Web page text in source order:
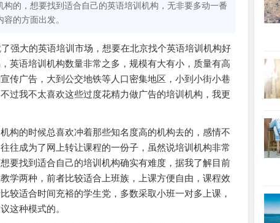
的，想要找到适合自己的英语培训机构，无非要多动一番
的方面出发。
强大的英语培训市场，想要在北京找个英语培训机构好
英语培训机构数量非常之多，规模有大有小，质量有高
传广告，大到公交地铁等人口密集地区，小到小街小巷
过我不太喜欢这些过度花精力做广告的培训机构，我更
构的时候总喜欢冲着那些知名度高的机构去的，感情不
往成为了网上转让课程的一份子，虽然说培训机构非常
要找到适合自己的培训机构确实有难度，据我了解目前
学两种，前者比较适合上班族，上课方便自由，课程效
较适合时间充裕的学生党，多数采取小班一对多上课，
这种模式的。